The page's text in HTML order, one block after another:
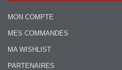
MON COMPTE
MES COMMANDES
MA WISHLIST
PARTENAIRES